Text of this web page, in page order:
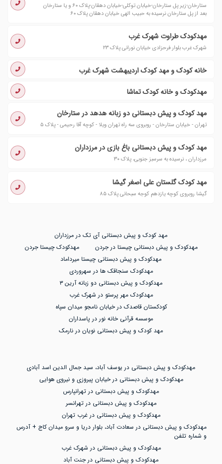
ستارخان-زیر پل ستارخان-خیابان توکلی-خیابان دهقان-پلاک ۶۰ و یا ستارخان
بعد از پل ستارخان نرسیده به حبیب الهی خیابان دهقان پلاک ۶۰
مهدکودک طراوت شهرک غرب
شهرک غرب بلوار فرحزادی خیابان نورانی پلاک ۲۳
خانه کودک و مهد کودک اردیبهشت شهرک غرب
مهدکودک و خانه کودک تماشا
مهد کودک و پیش دبستانی دو زبانه هدهد در ستارخان
تهران - خیابان ستارخان - روبروی سه راه تهران ویلا - کوچه آقا رحیمی - پلاک ۵
مهد کودک و پیش دبستانی باغ بازی در مرزداران
مرزداران ، نرسیده به سرسبز جنوبی، پلاک ٣٠
مهد کودک گلستان علی اصغر گیشا
گیشا روبروى کوچه یازدهم کوجه سبحانى پلاک ٨٥
مهد کودک و پیش دبستانی آی تک در مرزداران
مهدکودک و پیش دبستانی چیستا در جردن
مهدکودک چیستا جردن
مهدکودک و پیش دبستانی چیستا میرداماد
مهدکودک سنجاقک ها در سهروردی
مهدکودک و پیش دبستانی دو زبانه آرین ۳
مهدکودک مهر پرستو در شهرک غرب
کودکستان قاصدک در خیابان نامجو میدان سپاه
موسسه قرآنی خانه نور در پاسداران
مهد کودک و پیش دبستانی نویان در نارمک
مهدکودک و پیش دبستانی در یوسف آباد، سید جمال الدین اسد آبادی
مهدکودک و پیش دبستانی در خیابان پیروزی و نیروی هوایی
مهدکودک و پیش دبستانی در تهرانپارس
مهدکودک و پیش دبستانی در تهرانسر
مهدکودک و پیش دبستانی در غرب تهران
مهدکودک و پیش دبستانی در سعادت آباد، بلوار دریا و سرو میدان کاج + آدرس
و شماره تلفن
مهدکودک و پیش دبستانی در شهرک غرب
مهدکودک و پیش دبستانی در جنت آباد